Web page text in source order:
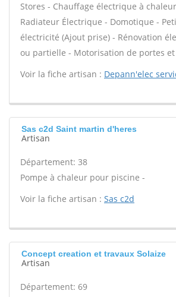
Stores - Chauffage électrique à
Radiateur Électrique - Domotique -
électricité (Ajout prise) - Rénovation
ou partielle - Motorisation de portes
Voir la fiche artisan : Depann'elec
Sas c2d Saint martin d'heres
Artisan
Département: 38
Pompe à chaleur pour piscine -
Voir la fiche artisan : Sas c2d
Concept creation et travaux Solaize
Artisan
Département: 69